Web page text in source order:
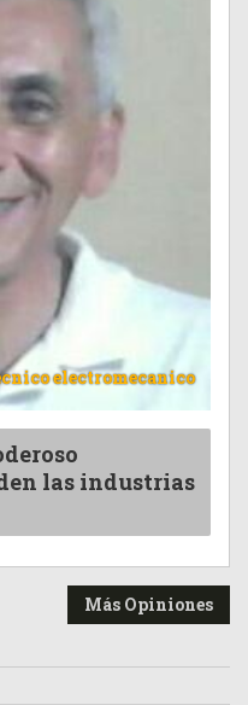
electromecanico
las industrias
Más Opiniones